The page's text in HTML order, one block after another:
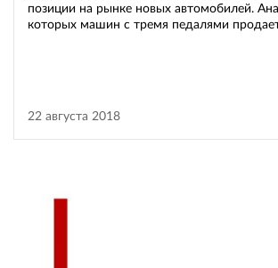
позиции на рынке новых автомобилей.
которых машин с тремя педалями
22 августа 2018